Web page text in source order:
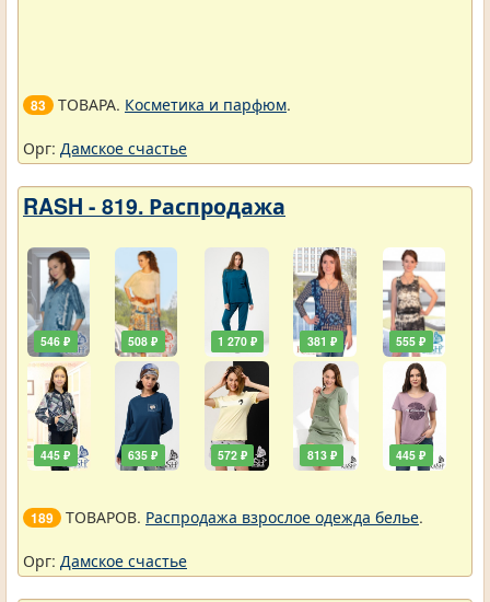
83 ТОВАРА. Косметика и парфюм.
Орг: Дамское счастье
RASH - 819. Распродажа
546 ₽
445 ₽
508 ₽
635 ₽
1 270 ₽
572 ₽
381 ₽
813 ₽
555 ₽
445 ₽
189 ТОВАРОВ. Распродажа взрослое одежда белье.
Орг: Дамское счастье